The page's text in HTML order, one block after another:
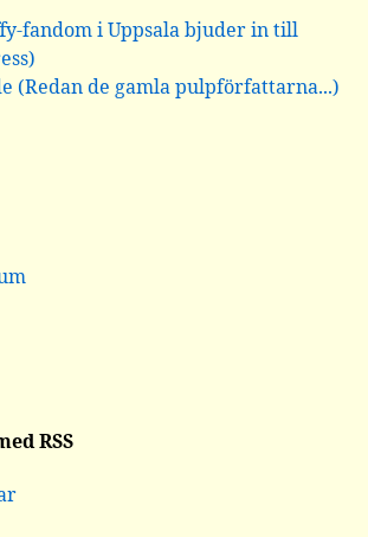
fandom i Uppsala bjuder in till
(Redan de gamla pulpförfattarna...)
RSS